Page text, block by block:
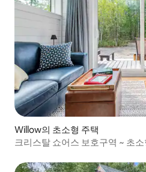
Willow의 초소형 주택
크리스탈 쇼어스 보호구역 ~ 초